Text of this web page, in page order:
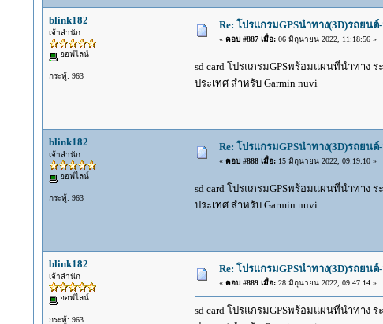
blink182
เจ้าสำนัก
ออฟไลน์
กระทู้: 963
Re: โปรแกรมGPSนำทาง(3D)รถยน
« ตอบ #887 เมื่อ:06 มิถุนายน 2022, 11:18:56 »
sd card โปรแกรมGPSพร้อมแผนที่นำทาง ร
ประเทศ สำหรับ Garmin nuvi
blink182
เจ้าสำนัก
ออฟไลน์
กระทู้: 963
Re: โปรแกรมGPSนำทาง(3D)รถยน
« ตอบ #888 เมื่อ:15 มิถุนายน 2022, 09:19:10 »
sd card โปรแกรมGPSพร้อมแผนที่นำทาง ร
ประเทศ สำหรับ Garmin nuvi
blink182
เจ้าสำนัก
ออฟไลน์
กระทู้: 963
Re: โปรแกรมGPSนำทาง(3D)รถยน
« ตอบ #889 เมื่อ:28 มิถุนายน 2022, 09:47:14 »
sd card โปรแกรมGPSพร้อมแผนที่นำทาง ร